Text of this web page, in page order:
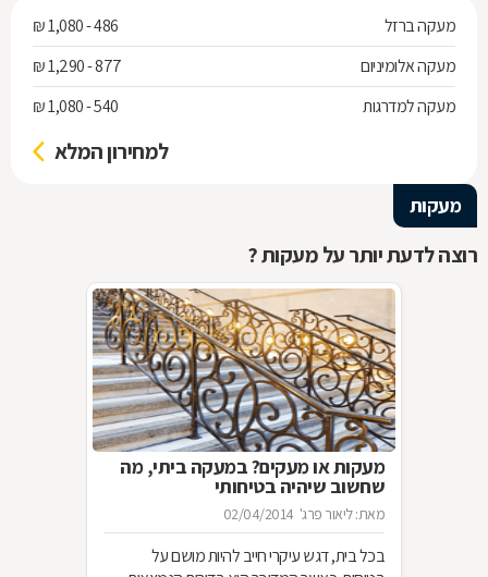
מעקה ברזל
486 - 1,080 ₪
מעקה אלומיניום
877 - 1,290 ₪
מעקה למדרגות
540 - 1,080 ₪
למחירון המלא
מעקות
רוצה לדעת יותר על מעקות ?
מעקות או מעקים? במעקה ביתי, מה
שחשוב שיהיה בטיחותי
מאת: ליאור פרג' 02/04/2014
בכל בית, דגש עיקרי חייב להיות מושם על